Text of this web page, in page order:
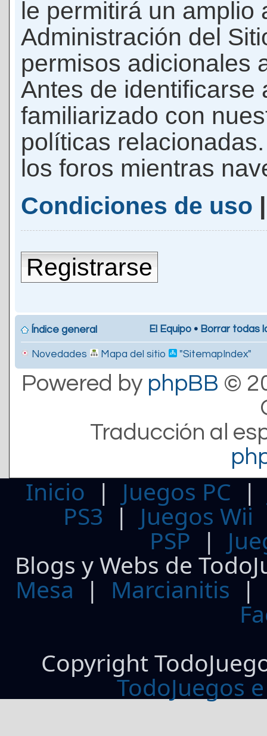
le permitirá un amplio
Administración del
permisos adicionales
Antes de identificarse
familiarizado con
políticas
los foros mientras
Condiciones de uso
Registrarse
Índice general El Equipo • Borrar todas
Novedades Mapa del sitio "SitemapIndex"
Powered by phpBB ©
Traducción al
Inicio | Juegos PC
PS3| Juegos Wii
PSP |
Blogs y Webs de
Mesa | Marcianitis |
Copyright
TodoJuegos